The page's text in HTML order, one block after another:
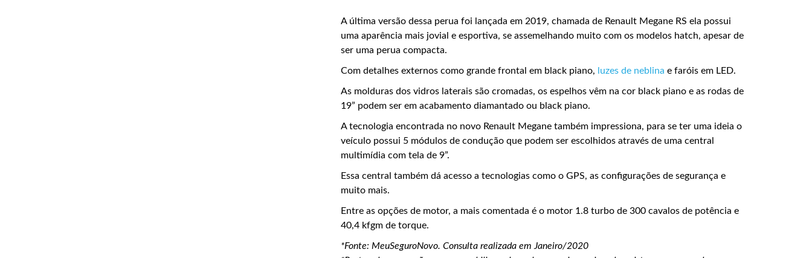
A última versão dessa perua foi lançada em 2019, chamada de Renault Megane RS ela possui
uma aparência mais jovial e esportiva, se assemelhando muito com os modelos hatch, apesar de
ser uma perua compacta.
Com detalhes externos como grande frontal em black piano, luzes de neblina e faróis em LED.
As molduras dos vidros laterais são cromadas, os espelhos vêm na cor black piano e as rodas de
19” podem ser em acabamento diamantado ou black piano.
A tecnologia encontrada no novo Renault Megane também impressiona, para se ter uma ideia o
veículo possui 5 módulos de condução que podem ser escolhidos através de uma central
multimídia com tela de 9”.
Essa central também dá acesso a tecnologias como o GPS, as configurações de segurança e
muito mais.
Entre as opções de motor, a mais comentada é o motor 1.8 turbo de 300 cavalos de potência e
40,4 kfgm de torque.
*Fonte: MeuSeguroNovo. Consulta realizada em Janeiro/2020